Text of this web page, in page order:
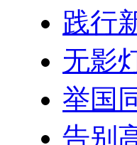
践行
无影
举国
告别